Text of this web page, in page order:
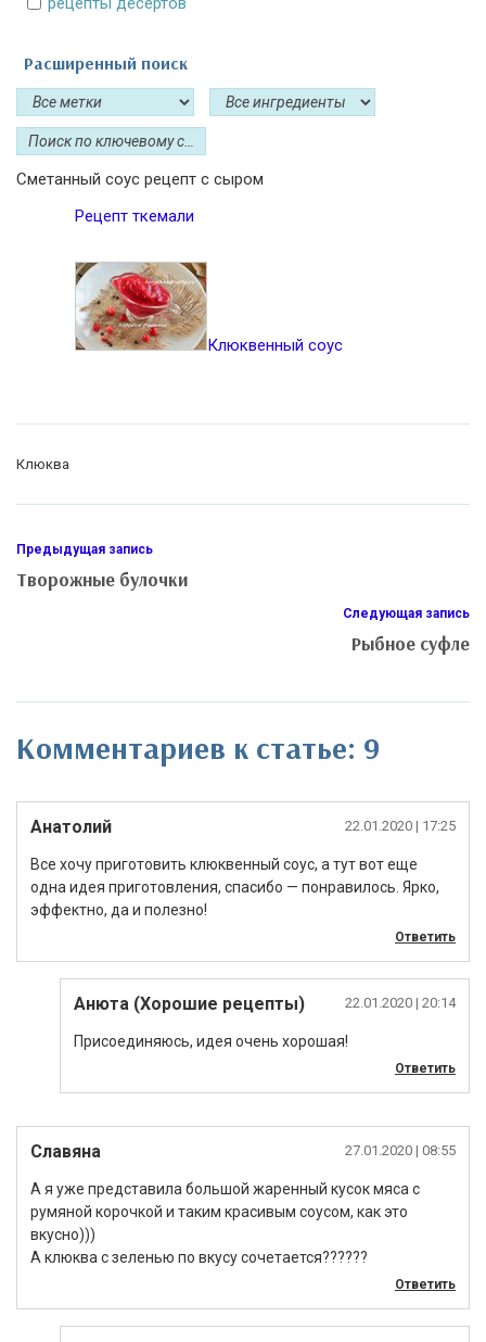
Расширенный поиск
Сметанный соус рецепт с сыром
Рецепт ткемали
Клюквенный соус
Клюква
Предыдущая запись
Творожные булочки
Следующая запись
Рыбное суфле
Комментариев к статье: 9
Анатолий 22.01.2020 | 17:25
Все хочу приготовить клюквенный соус, а тут вот еще
одна идея приготовления, спасибо — понравилось. Ярко,
эффектно, да и полезно!
Ответить
Анюта (Хорошие рецепты) 22.01.2020 | 20:14
Присоединяюсь, идея очень хорошая!
Ответить
Славяна 27.01.2020 | 08:55
А я уже представила большой жаренный кусок мяса с
румяной корочкой и таким красивым соусом, как это
вкусно)))
А клюква с зеленью по вкусу сочетается??????
Ответить